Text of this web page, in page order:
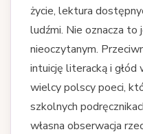
życie, lektura
ludźmi. Nie oznacza to
nieoczytanym.
intuicję literacką i głód
wielcy polscy poeci,
szkolnych
własna obserwacja